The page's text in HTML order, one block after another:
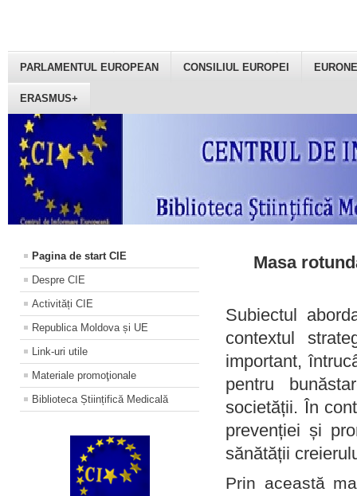
PARLAMENTUL EUROPEAN CONSILIUL EUROPEI
ERASMUS+
Pagina de start CIE
Despre CIE
Activități CIE
Republica Moldova și UE
Link-uri utile
Materiale promoţionale
Biblioteca Științifică Medicală
Masa
Subiectul
contextul
important,
pentru
societății. În
prevenției și
sănătății
Prin această